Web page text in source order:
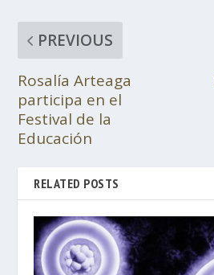
PREVIOUS
Rosalía Arteaga
participa en el
Festival de la
Educación
RELATED POSTS